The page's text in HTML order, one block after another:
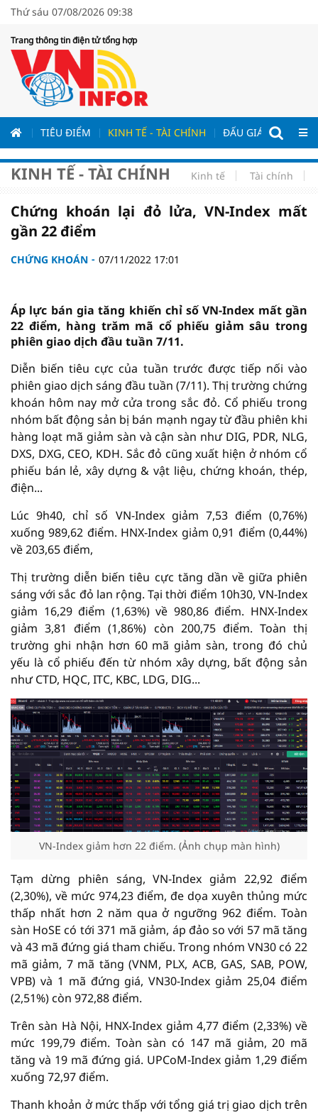
Thứ sáu 07/08/2026 09:38
Trang thông tin điện tử tổng hợp
TIÊU ĐIỂM KINH TẾ - TÀI CHÍNH ĐẤU GIÁ - ĐẤU
KINH TẾ - TÀI CHÍNH Kinh tế Tài chính
Chứng khoán lại đỏ lửa, VN-Index mất
gần 22 điểm
CHỨNG KHOÁN 07/11/2022 17:01
Áp lực bán gia tăng khiến chỉ số VN-Index mất gần
22 điểm, hàng trăm mã cổ phiếu giảm sâu trong
phiên giao dịch đầu tuần 7/11.
Diễn biến tiêu cực của tuần trước được tiếp nối vào
phiên giao dịch sáng đầu tuần (7/11). Thị trường chứng
khoán hôm nay mở cửa trong sắc đỏ. Cổ phiếu trong
nhóm bất động sản bị bán mạnh ngay từ đầu phiên khi
hàng loạt mã giảm sàn và cận sàn như DIG, PDR, NLG,
DXS, DXG, CEO, KDH. Sắc đỏ cũng xuất hiện ở nhóm cổ
phiếu bán lẻ, xây dựng & vật liệu, chứng khoán, thép,
điện...
Lúc 9h40, chỉ số VN-Index giảm 7,53 điểm (0,76%)
xuống 989,62 điểm. HNX-Index giảm 0,91 điểm (0,44%)
về 203,65 điểm,
Thị trường diễn biến tiêu cực tăng dần về giữa phiên
sáng với sắc đỏ lan rộng. Tại thời điểm 10h30, VN-Index
giảm 16,29 điểm (1,63%) về 980,86 điểm. HNX-Index
giảm 3,81 điểm (1,86%) còn 200,75 điểm. Toàn thị
trường ghi nhận hơn 60 mã giảm sàn, trong đó chủ
yếu là cổ phiếu đến từ nhóm xây dựng, bất động sản
như CTD, HQC, ITC, KBC, LDG, DIG...
VN-Index giảm hơn 22 điểm. (Ảnh chụp màn hình)
Tạm dừng phiên sáng, VN-Index giảm 22,92 điểm
(2,30%), về mức 974,23 điểm, đe dọa xuyên thủng mức
thấp nhất hơn 2 năm qua ở ngưỡng 962 điểm. Toàn
sàn HoSE có tới 371 mã giảm, áp đảo so với 57 mã tăng
và 43 mã đứng giá tham chiếu. Trong nhóm VN30 có 22
mã giảm, 7 mã tăng (VNM, PLX, ACB, GAS, SAB, POW,
VPB) và 1 mã đứng giá, VN30-Index giảm 25,04 điểm
(2,51%) còn 972,88 điểm.
Trên sàn Hà Nội, HNX-Index giảm 4,77 điểm (2,33%) về
mức 199,79 điểm. Toàn sàn có 147 mã giảm, 20 mã
tăng và 19 mã đứng giá. UPCoM-Index giảm 1,29 điểm
xuống 72,97 điểm.
Thanh khoản ở mức thấp với tổng giá trị giao dịch trên